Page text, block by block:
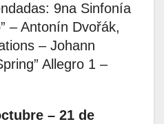
9na Sinfonía
– Antonín Dvořák,
– Johann
Allegro 1 –
– 21 de